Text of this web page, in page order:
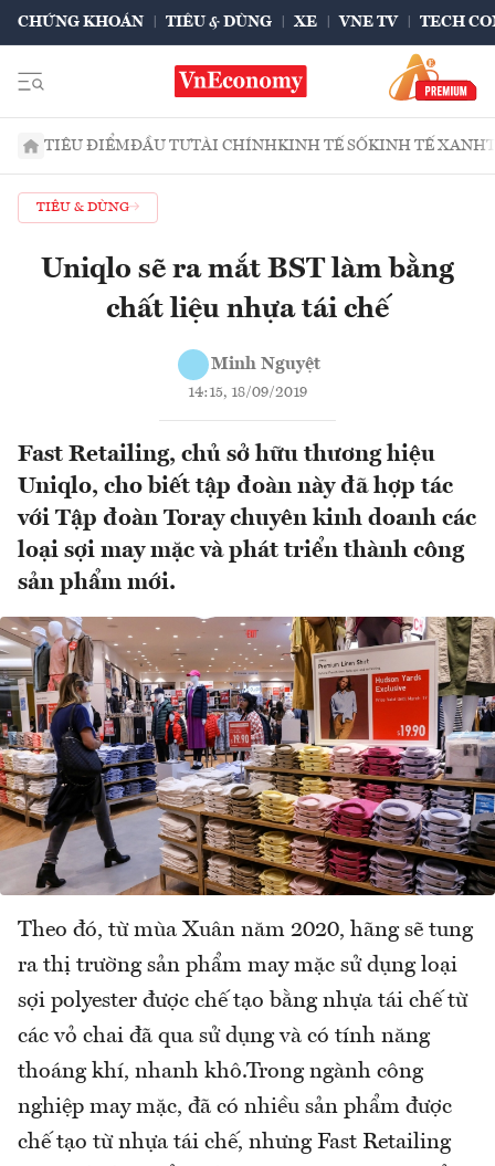
CHỨNG KHOÁN TIÊU & DÙNG XE VNE TV TECH
TIÊU ĐIỂMĐẦU TƯTÀI CHÍNHKINH TẾ SỐKINH TẾ XANH
TIÊU & DÙNG
Uniqlo sẽ ra mắt BST làm bằng
chất liệu nhựa tái chế
Minh Nguyệt
14:15, 18/09/2019
Fast Retailing, chủ sở hữu thương hiệu
Uniqlo, cho biết tập đoàn này đã hợp tác
với Tập đoàn Toray chuyên kinh doanh các
loại sợi may mặc và phát triển thành công
sản phẩm mới.
Theo đó, từ mùa Xuân năm 2020, hãng sẽ tung
ra thị trường sản phẩm may mặc sử dụng loại
sợi polyester được chế tạo bằng nhựa tái chế từ
các vỏ chai đã qua sử dụng và có tính năng
thoáng khí, nhanh khô.Trong ngành công
nghiệp may mặc, đã có nhiều sản phẩm được
chế tạo từ nhựa tái chế, nhưng Fast Retailing